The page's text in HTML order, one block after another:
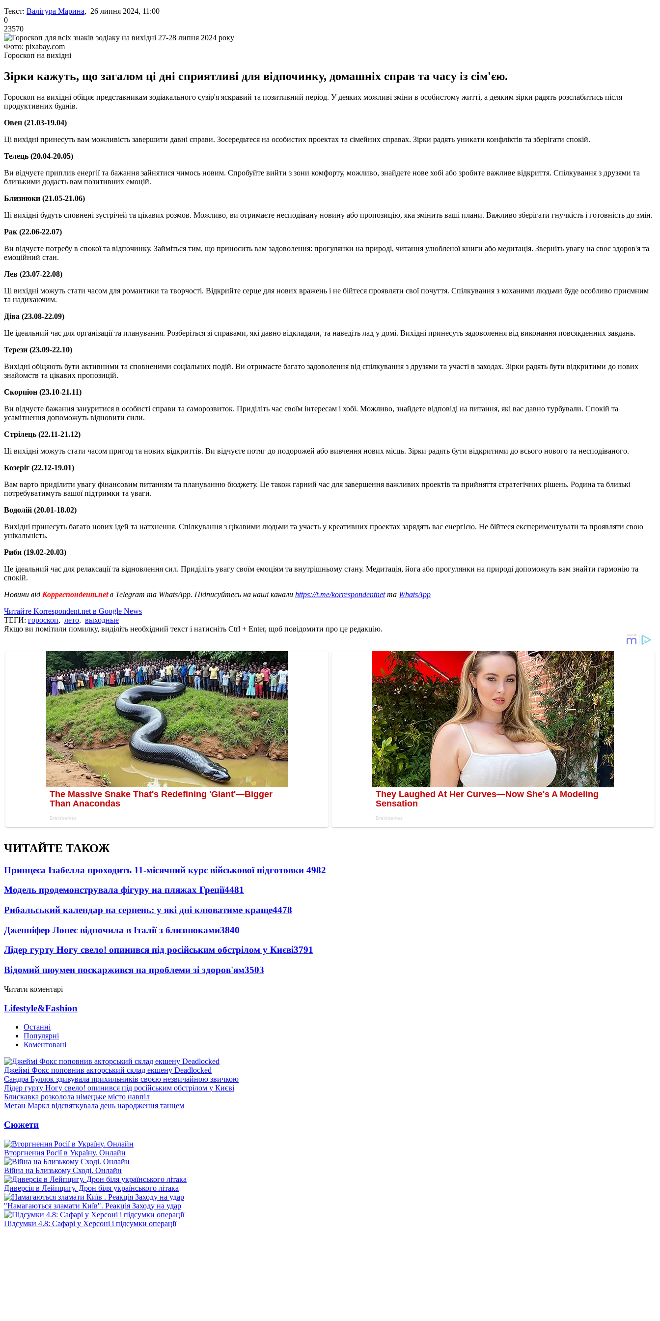
Текст: Валігура Марина, 26 липня 2024, 11:00
0
23570
Фото: pixabay.com
Гороскоп на вихідні
Зірки кажуть, що загалом ці дні сприятливі для відпочинку, домашніх справ та часу із сім'єю.
Гороскоп на вихідні обіцяє представникам зодіакального сузір'я яскравий та позитивний період. У деяких можливі зміни в особистому житті, а деяким зірки радять розслабитись після
продуктивних буднів.
Овен (21.03-19.04)
Ці вихідні принесуть вам можливість завершити давні справи. Зосередьтеся на особистих проектах та сімейних справах. Зірки радять уникати конфліктів та зберігати спокій.
Телець (20.04-20.05)
Ви відчуєте приплив енергії та бажання зайнятися чимось новим. Спробуйте вийти з зони комфорту, можливо, знайдете нове хобі або зробите важливе відкриття. Спілкування з друзями та
близькими додасть вам позитивних емоцій.
Близнюки (21.05-21.06)
Ці вихідні будуть сповнені зустрічей та цікавих розмов. Можливо, ви отримаєте несподівану новину або пропозицію, яка змінить ваші плани. Важливо зберігати гнучкість і готовність до змін.
Рак (22.06-22.07)
Ви відчуєте потребу в спокої та відпочинку. Займіться тим, що приносить вам задоволення: прогулянки на природі, читання улюбленої книги або медитація. Зверніть увагу на своє здоров'я та
емоційний стан.
Лев (23.07-22.08)
Ці вихідні можуть стати часом для романтики та творчості. Відкрийте серце для нових вражень і не бійтеся проявляти свої почуття. Спілкування з коханими людьми буде особливо приємним
та надихаючим.
Діва (23.08-22.09)
Це ідеальний час для організації та планування. Розберіться зі справами, які давно відкладали, та наведіть лад у домі. Вихідні принесуть задоволення від виконання повсякденних завдань.
Терези (23.09-22.10)
Вихідні обіцяють бути активними та сповненими соціальних подій. Ви отримаєте багато задоволення від спілкування з друзями та участі в заходах. Зірки радять бути відкритими до нових
знайомств та цікавих пропозицій.
Скорпіон (23.10-21.11)
Ви відчуєте бажання зануритися в особисті справи та саморозвиток. Приділіть час своїм інтересам і хобі. Можливо, знайдете відповіді на питання, які вас давно турбували. Спокій та
усамітнення допоможуть відновити сили.
Стрілець (22.11-21.12)
Ці вихідні можуть стати часом пригод та нових відкриттів. Ви відчуєте потяг до подорожей або вивчення нових місць. Зірки радять бути відкритими до всього нового та несподіваного.
Козеріг (22.12-19.01)
Вам варто приділити увагу фінансовим питанням та плануванню бюджету. Це також гарний час для завершення важливих проектів та прийняття стратегічних рішень. Родина та близькі
потребуватимуть вашої підтримки та уваги.
Водолій (20.01-18.02)
Вихідні принесуть багато нових ідей та натхнення. Спілкування з цікавими людьми та участь у креативних проектах зарядять вас енергією. Не бійтеся експериментувати та проявляти свою
унікальність.
Риби (19.02-20.03)
Це ідеальний час для релаксації та відновлення сил. Приділіть увагу своїм емоціям та внутрішньому стану. Медитація, йога або прогулянки на природі допоможуть вам знайти гармонію та
спокій.
Новини від Корреспондент.netв Telegram та WhatsApp. Підписуйтесь на наші канали https://t.me/korrespondentnetта WhatsApp
Читайте Korrespondent.net в Google News
ТЕГИ: гороскоп, лето, выходные
Якщо ви помітили помилку, виділіть необхідний текст і натисніть Ctrl + Enter, щоб повідомити про це редакцію.
ЧИТАЙТЕ ТАКОЖ
Принцеса Ізабелла проходить 11-місячний курс військової підготовки 4982
Модель продемонструвала фігуру на пляжах Греції4481
Рибальський календар на серпень: у які дні клюватиме краще4478
Дженніфер Лопес відпочила в Італії з близнюками3840
Лідер гурту Ногу свело! опинився під російським обстрілом у Києві3791
Відомий шоумен поскаржився на проблеми зі здоров'ям3503
Читати коментарі
Lifestyle&Fashion
Останні
Популярні
Коментовані
Джеймі Фокс поповнив акторський склад екшену Deadlocked
Сандра Буллок здивувала прихильників своєю незвичайною звичкою
Лідер гурту Ногу свело! опинився під російським обстрілом у Києві
Блискавка розколола німецьке місто навпіл
Меган Маркл відсвяткувала день народження танцем
Сюжети
Вторгнення Росії в Україну. Онлайн
Війна на Близькому Сході. Онлайн
Диверсія в Лейпцигу. Дрон біля українського літака
"Намагаються зламати Київ". Реакція Заходу на удар
Підсумки 4.8: Сафарі у Херсоні і підсумки операції